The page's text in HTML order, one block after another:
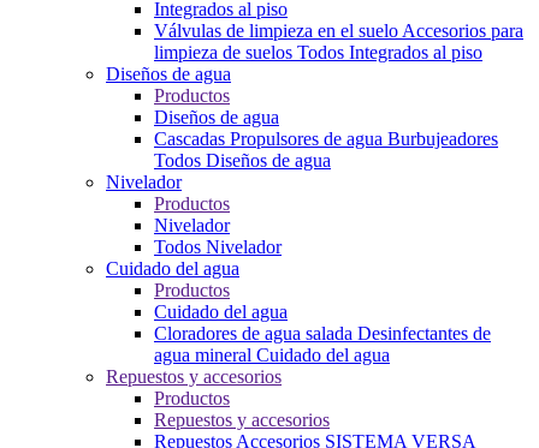
Integrados al piso
Válvulas de limpieza en el suelo Accesorios para
limpieza de suelos Todos Integrados al piso
Diseños de agua
Productos
Diseños de agua
Cascadas Propulsores de agua Burbujeadores
Todos Diseños de agua
Nivelador
Productos
Nivelador
Todos Nivelador
Cuidado del agua
Productos
Cuidado del agua
Cloradores de agua salada Desinfectantes de
agua mineral Cuidado del agua
Repuestos y accesorios
Productos
Repuestos y accesorios
Repuestos Accesorios SISTEMA VERSA